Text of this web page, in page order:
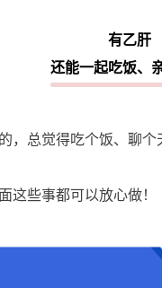
有乙肝
还能一起吃饭、
，总觉得吃个饭、聊
这些事都可以放心做！